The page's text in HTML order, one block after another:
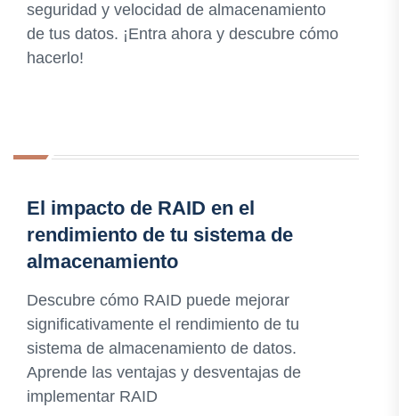
seguridad y velocidad de almacenamiento
de tus datos. ¡Entra ahora y descubre cómo
hacerlo!
El impacto de RAID en el
rendimiento de tu sistema de
almacenamiento
Descubre cómo RAID puede mejorar
significativamente el rendimiento de tu
sistema de almacenamiento de datos.
Aprende las ventajas y desventajas de
implementar RAID